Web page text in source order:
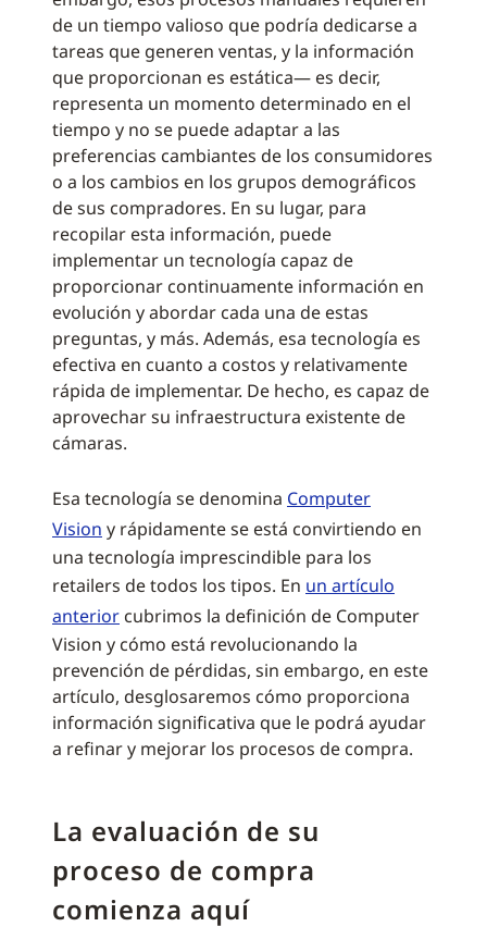
de un tiempo valioso que podría dedicarse a
tareas que generen ventas, y la información
que proporcionan es estática— es decir,
representa un momento determinado en el
tiempo y no se puede adaptar a las
preferencias cambiantes de los consumidores
o a los cambios en los grupos demográficos
de sus compradores. En su lugar, para
recopilar esta información, puede
implementar un tecnología capaz de
proporcionar continuamente información en
evolución y abordar cada una de estas
preguntas, y más. Además, esa tecnología es
efectiva en cuanto a costos y relativamente
rápida de implementar. De hecho, es capaz de
aprovechar su infraestructura existente de
cámaras.
Esa tecnología se denomina Computer
Vision y rápidamente se está convirtiendo en
una tecnología imprescindible para los
retailers de todos los tipos. En un artículo
anterior cubrimos la definición de Computer
Vision y cómo está revolucionando la
prevención de pérdidas, sin embargo, en este
artículo, desglosaremos cómo proporciona
información significativa que le podrá ayudar
a refinar y mejorar los procesos de compra.
La evaluación de su
proceso de compra
comienza aquí